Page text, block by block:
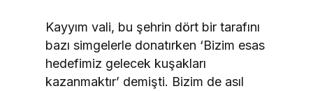
Kayyım vali, bu şehrin dört bir tarafını
bazı simgelerle donatırken ‘Bizim esas
hedefimiz gelecek kuşakları
kazanmaktır’ demişti. Bizim de asıl